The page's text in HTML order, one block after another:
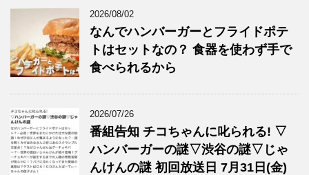
2026/08/02
なんでハンバーガーとフライドポテ
トはセットなの？ 食器を使わず手で
食べられるから
2026/07/26
番組告知 チコちゃんに叱られる! ▽
ハンバーガーの謎▽渋谷の謎▽じゃ
んけんの謎 初回放送日 7月31日(金)